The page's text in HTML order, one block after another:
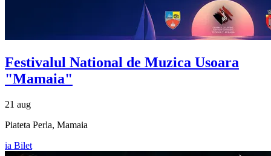
Festivalul National de Muzica Usoara
"Mamaia"
21 aug
Piateta Perla, Mamaia
ia Bilet